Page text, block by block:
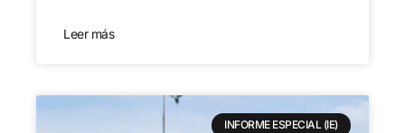
Leer más
INFORME ESPECIAL (IE)